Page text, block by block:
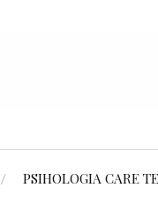
PSIHOLOGIA CARE